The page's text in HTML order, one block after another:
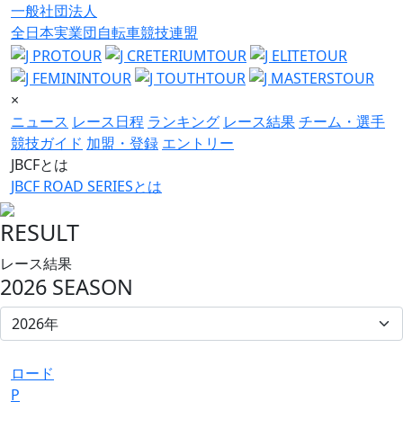
一般社団法人
全日本実業団自転車競技連盟
×
ニュース レース日程 ランキング レース結果チーム・選手
競技ガイド 加盟・登録 エントリー
JBCFとは
JBCF ROAD SERIESとは
RESULT
レース結果
2026 SEASON
ロード
P